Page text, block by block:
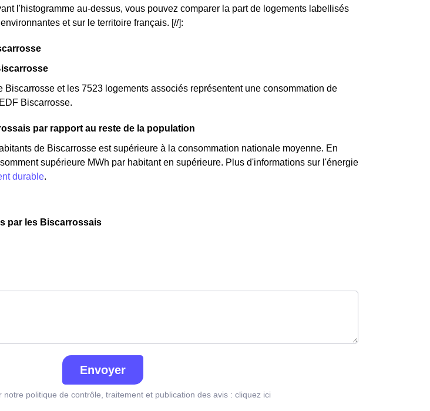
l'histogramme au-dessus, vous pouvez comparer la part de logements labellisés
et sur le territoire français. [//]:
Biscarrosse et les 7523 logements associés représentent une consommation de
Biscarrosse.
par rapport au reste de la population
de Biscarrosse est supérieure à la consommation nationale moyenne. En
supérieure MWh par habitant en supérieure. Plus d'informations sur l'énergie
durable.
par les Biscarrossais
Envoyer
notre politique de contrôle, traitement et publication des avis : cliquez ici